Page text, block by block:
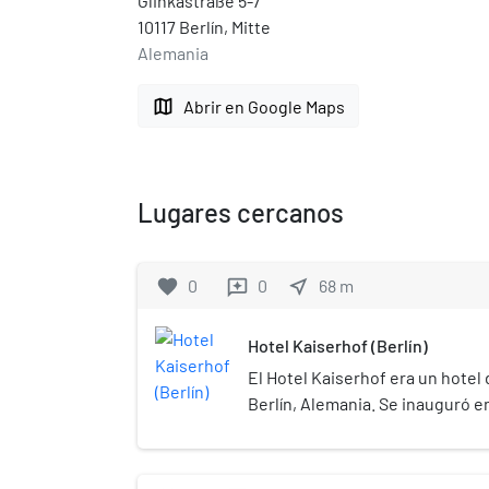
10117 Berlín, Mitte
Alemania
map Abrir en Google Maps
Lugares cercanos
favorite 0 reviews 0 near_me 68 m
Hotel Kaiserhof (Berlín)
El Hotel Kaiserhof era un hotel
Berlín, Alemania. Se inauguró
en ese momento era el "barrio